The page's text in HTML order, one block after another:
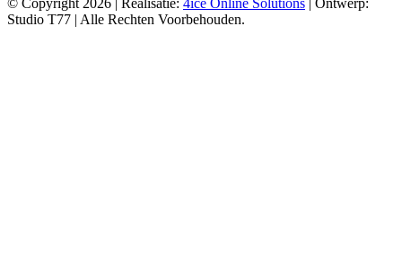
© Copyright 2026 | Realisatie: 4ice Online Solutions | Ontwerp:
Studio T77 | Alle Rechten Voorbehouden.